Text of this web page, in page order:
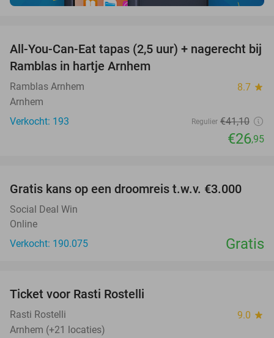
34%
All-You-Can-Eat tapas (2,5 uur) + nagerecht bij
Ramblas in hartje Arnhem
Ramblas Arnhem 8.7 star
Arnhem
Verkocht: 193
Regulier €41,10
€26,95
Gratis kans op een droomreis t.w.v. €3.000
Social Deal Win
Online
Verkocht: 190.075
Gratis
TODAY
Ticket voor Rasti Rostelli
Rasti Rostelli 9.0 star
Arnhem (+21 locaties)